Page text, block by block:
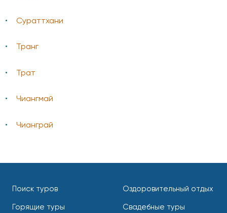
Сураттхани
Транг
Трат
Чиангмай
Чианграй
Поиск туров
Горящие туры
Оздоровительный отдых
Свадебные туры